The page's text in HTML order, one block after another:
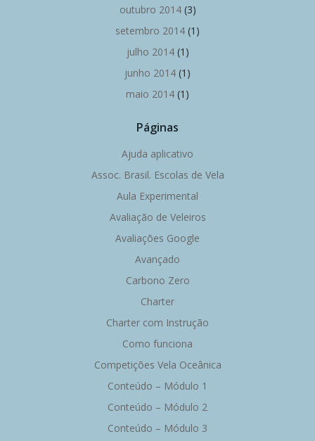
outubro 2014(3)
setembro 2014 (1)
julho 2014(1)
junho 2014 (1)
maio 2014 (1)
Páginas
Ajuda aplicativo
Assoc. Brasil. Escolas de Vela
Aula Experimental
Avaliação de Veleiros
Avaliações Google
Avançado
Carbono Zero
Charter
Charter com Instrução
Como funciona
Competições Vela Oceânica
Conteúdo – Módulo 1
Conteúdo – Módulo 2
Conteúdo – Módulo 3